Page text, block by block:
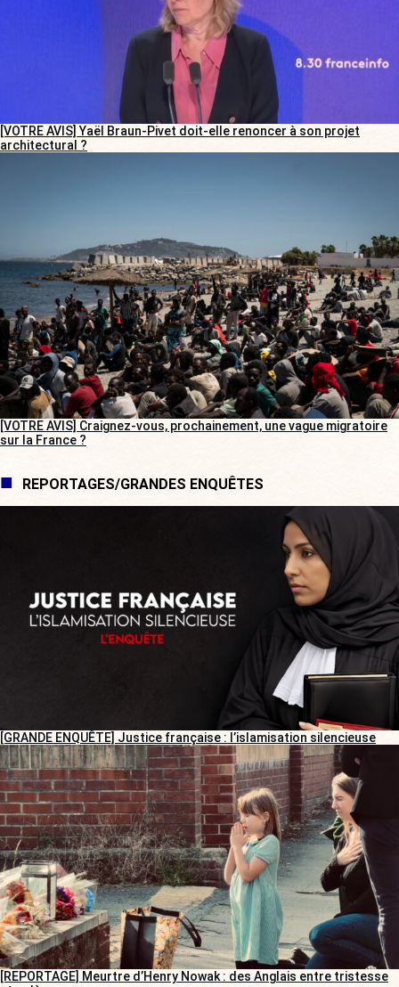
[VOTRE AVIS] Yaël Braun-Pivet doit-elle renoncer à son projet
architectural ?
[VOTRE AVIS] Craignez-vous, prochainement, une vague migratoire
sur la France ?
REPORTAGES/GRANDES ENQUÊTES
[GRANDE ENQUÊTE] Justice française : l’islamisation silencieuse
[REPORTAGE] Meurtre d’Henry Nowak : des Anglais entre tristesse